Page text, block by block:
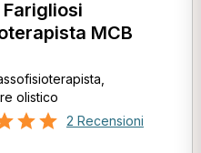
MCB
olistico
2 Recensioni